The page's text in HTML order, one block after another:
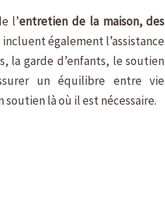
l’entretien de la maison, des
incluent également l’assistance
la garde d’enfants, le soutien
un équilibre entre vie
là où il est nécessaire.